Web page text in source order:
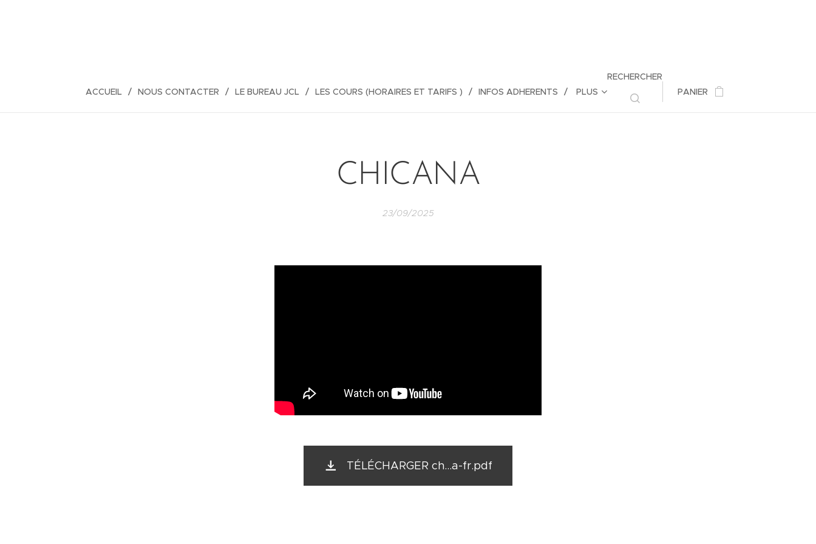
ACCUEIL NOUS CONTACTER LE BUREAU JCL LES COURS (HORAIRES ET TARIFS ) INFOS ADHERENTS PLUS
RECHERCHER
PANIER
CHICANA
23/09/2025
TÉLÉCHARGER ch...a-fr.pdf